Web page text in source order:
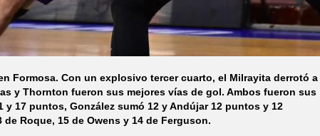
Formosa. Con un explosivo tercer cuarto, el Milrayita derrotó a
y Thornton fueron sus mejores vías de gol. Ambos fueron sus
y 17 puntos, González sumó 12 y Andújar 12 puntos y 12
Roque, 15 de Owens y 14 de Ferguson.